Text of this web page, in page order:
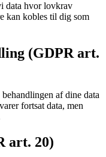
data hvor lovkrav
kan kobles til dig som
(GDPR art.
af dine data
fortsat data, men
art. 20)